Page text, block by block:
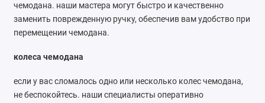
Макеты для печати на кружках
Показать все
чемодана. наши мастера могут быстро и качественно
заменить поврежденную ручку, обеспечив вам удобство при
перемещении чемодана.
колеса чемодана
если у вас сломалось одно или несколько колес чемодана,
не беспокойтесь. наши специалисты оперативно